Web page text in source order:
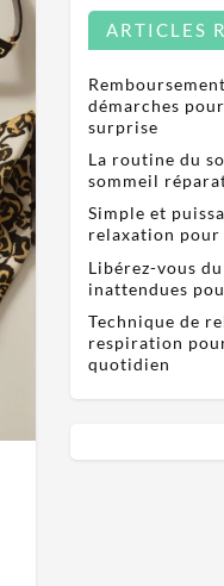
ARTICLES
démarches
surprise
La routine du
sommeil
Simple et
relaxation pour
Libérez-vous
inattendues
Technique de
respiration
quotidien